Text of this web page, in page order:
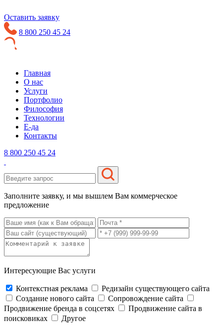
Оставить заявку
8 800 250 45 24
Главная
О нас
Услуги
Портфолио
Философия
Технологии
Е-да
Контакты
8 800 250 45 24
Заполните заявку, и мы вышлем Вам коммерческое
предложение
Интересующие Вас услуги
Контекстная реклама
Редизайн существующего сайта
Создание нового сайта
Сопровождение сайта
Продвижение бренда в соцсетях
Продвижение сайта в
поисковиках
Другое